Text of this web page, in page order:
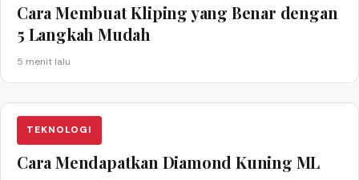
Cara Membuat Kliping yang Benar dengan
5 Langkah Mudah
5 menit lalu
TEKNOLOGI
Cara Mendapatkan Diamond Kuning ML